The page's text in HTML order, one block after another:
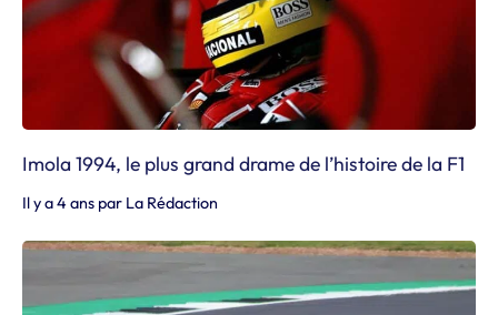
Imola 1994, le plus grand drame de l’histoire de la F1
Il y a 4 ans par La Rédaction